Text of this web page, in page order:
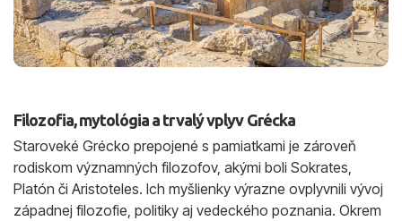
Filozofia, mytológia a trvalý vplyv Grécka
Staroveké Grécko prepojené s pamiatkami je zároveň
rodiskom významných filozofov, akými boli Sokrates,
Platón či Aristoteles. Ich myšlienky výrazne ovplyvnili vývoj
západnej filozofie, politiky aj vedeckého poznania. Okrem